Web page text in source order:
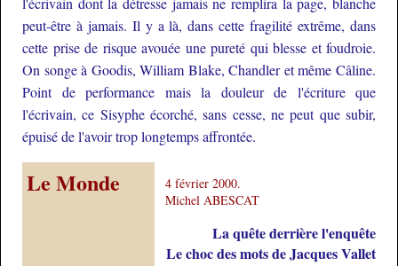
peut-être à jamais. Il y a là, dans cette fragilité extrême, dans
cette prise de risque avouée une pureté qui blesse et foudroie.
On songe à Goodis, William Blake, Chandler et même Câline.
Point de performance mais la douleur de l'écriture que
l'écrivain, ce Sisyphe écorché, sans cesse, ne peut que subir,
épuisé de l'avoir trop longtemps affrontée.
Le Monde
4 février 2000.
Michel ABESCAT
La quête derrière l'enquête
Le choc des mots de Jacques Vallet